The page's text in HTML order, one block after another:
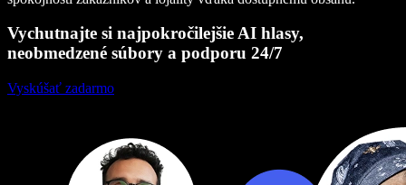
Vychutnajte si najpokročilejšie AI hlasy,
neobmedzené súbory a podporu 24/7
Vyskúšať zadarmo